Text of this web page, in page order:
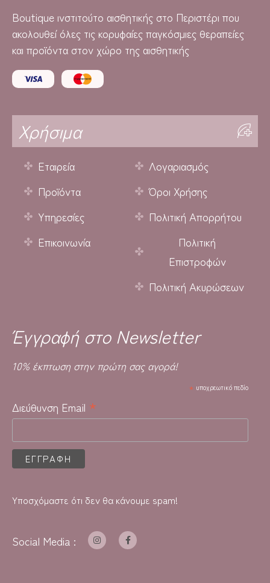
Boutique ινστιτούτο αισθητικής στο Περιστέρι που
ακολουθεί όλες τις κορυφαίες παγκόσμιες θεραπείες
και προϊόντα στον χώρο της αισθητικής
Χρήσιμα
Εταιρεία
Προϊόντα
Υπηρεσίες
Επικοινωνία
Λογαριασμός
Όροι Χρήσης
Πολιτική Απορρήτου
Πολιτική
Επιστροφών
Πολιτική Ακυρώσεων
Έγγραφή στο Newsletter
10% έκπτωση στην πρώτη σας αγορά!
* υποχρεωτικό πεδίο
Διεύθυνση Email *
Υποσχόμαστε ότι δεν θα κάνουμε spam!
Social Media :